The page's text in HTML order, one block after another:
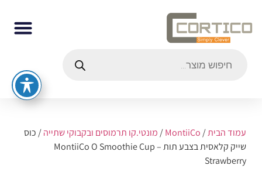
עמוד הבית/
MontiiCo
/מונטי.קו תרמוסים ובקבוקי שתייה/ כוס
שייק קלאסית בצבע תות MontiiCo O Smoothie Cup –
Strawberry